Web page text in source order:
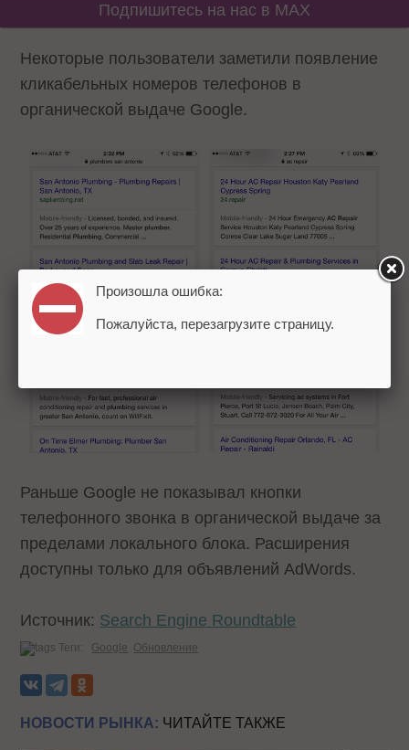
Подпишитесь на нас в MAX
Некоторые пользователи заметили появление
кликабельных номеров телефонов в
органической выдаче Google.
Раньше Google не показывал кнопки
телефонного звонка в органической выдаче за
пределами локального блока. Расширения
доступны только для объявлений AdWords.
Источник: Search Engine Roundtable
Теги: Google Обновление
НОВОСТИ РЫНКА: ЧИТАЙТЕ ТАКЖЕ
Произошла ошибка:
Пожалуйста, перезагрузите страницу.